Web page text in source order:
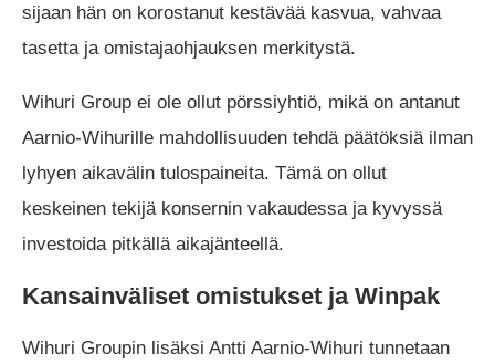
sijaan hän on korostanut kestävää kasvua, vahvaa
tasetta ja omistajaohjauksen merkitystä.
Wihuri Group ei ole ollut pörssiyhtiö, mikä on antanut
Aarnio-Wihurille mahdollisuuden tehdä päätöksiä ilman
lyhyen aikavälin tulospaineita. Tämä on ollut
keskeinen tekijä konsernin vakaudessa ja kyvyssä
investoida pitkällä aikajänteellä.
Kansainväliset omistukset ja Winpak
Wihuri Groupin lisäksi Antti Aarnio-Wihuri tunnetaan